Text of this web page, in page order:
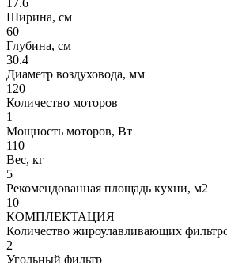
Ширина, см
60
Глубина, см
30.4
Диаметр воздуховода, мм
120
Количество моторов
1
Мощность моторов, Вт
110
Вес, кг
5
Рекомендованная площадь кухни, м2
10
КОМПЛЕКТАЦИЯ
Количество жироулавливающих
2
Угольный фильтр